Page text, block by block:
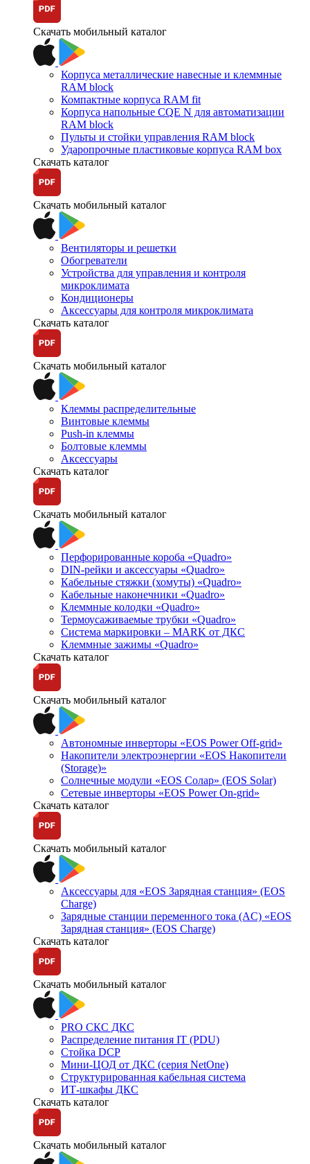
Скачать мобильный каталог
Корпуса металлические навесные и клеммные
RAM block
Компактные корпуса RAM fit
Корпуса напольные CQE N для автоматизации
RAM block
Пульты и стойки управления RAM block
Ударопрочные пластиковые корпуса RAM box
Скачать каталог
Скачать мобильный каталог
Вентиляторы и решетки
Обогреватели
Устройства для управления и контроля
микроклимата
Кондиционеры
Аксессуары для контроля микроклимата
Скачать каталог
Скачать мобильный каталог
Клеммы распределительные
Винтовые клеммы
Push-in клеммы
Болтовые клеммы
Аксессуары
Скачать каталог
Скачать мобильный каталог
Перфорированные короба «Quadro»
DIN-рейки и аксессуары «Quadro»
Кабельные стяжки (хомуты) «Quadro»
Кабельные наконечники «Quadro»
Клеммные колодки «Quadro»
Термоусаживаемые трубки «Quadro»
Система маркировки – MARK от ДКС
Клеммные зажимы «Quadro»
Скачать каталог
Скачать мобильный каталог
Автономные инверторы «EOS Power Off-grid»
Накопители электроэнергии «EOS Накопители
(Storage)»
Солнечные модули «EOS Солар» (EOS Solar)
Сетевые инверторы «EOS Power On-grid»
Скачать каталог
Скачать мобильный каталог
Аксессуары для «EOS Зарядная станция» (EOS
Charge)
Зарядные станции переменного тока (AC) «EOS
Зарядная станция» (EOS Charge)
Скачать каталог
Скачать мобильный каталог
PRO СКС ДКС
Распределение питания IT (PDU)
Стойка DCP
Мини-ЦОД от ДКС (серия NetOne)
Структурированная кабельная система
ИТ-шкафы ДКС
Скачать каталог
Скачать мобильный каталог